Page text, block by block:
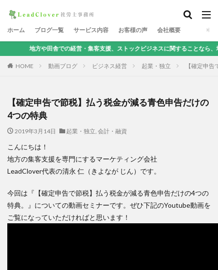
ホーム ブログ一覧 サービス内容 お客様の声 会社概要
田舎での経営・集客支援、ストックビジネスに関することなら、地方集客コンサ
HOME 動画ブログ ビジネス経営 起業・独立 【確定申
【確定申告で節税】払う税金が減る青色申告だけの
4つの特典
2019年3月14日 起業・独立, 会計・融資
こんにちは！
地方の集客支援を専門にするマーケティング会社
LeadClover代表の清永 仁（きよなが じん）です。
今回は『【確定申告で節税】払う税金が減る青色申告だけの4つの
特典。』についての動画セミナーです。ぜひ下記のYoutube動画を
ご覧になっていただければと思います！